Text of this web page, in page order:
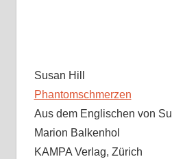
Susan Hill
Phantomschmerzen
Aus dem Englischen von
Marion Balkenhol
KAMPA Verlag, Zürich